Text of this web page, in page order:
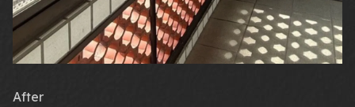
After